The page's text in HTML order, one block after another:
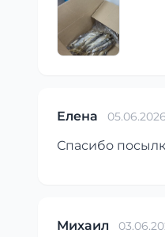
Елена 05.06.2026
Спасибо
Михаил